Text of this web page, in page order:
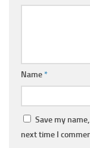
Name*
Save my
next time I